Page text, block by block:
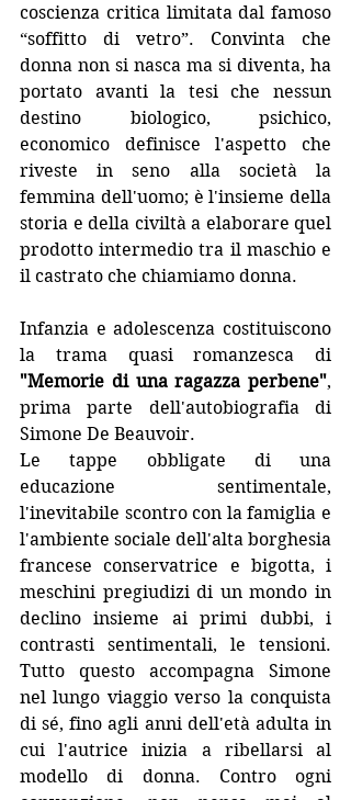
coscienza critica limitata dal famoso
“soffitto di vetro”. Convinta che
donna non si nasca ma si diventa, ha
portato avanti la tesi che nessun
destino biologico, psichico,
economico definisce l'aspetto che
riveste in seno alla società la
femmina dell'uomo; è l'insieme della
storia e della civiltà a elaborare quel
prodotto intermedio tra il maschio e
il castrato che chiamiamo donna.
Infanzia e adolescenza costituiscono
"Memorie di una ragazza perbene",
prima parte dell'autobiografia di
Simone De Beauvoir.
Le tappe obbligate di una
educazione sentimentale,
l'inevitabile scontro con la famiglia e
l'ambiente sociale dell'alta borghesia
francese conservatrice e bigotta, i
meschini pregiudizi di un mondo in
declino insieme ai primi dubbi, i
contrasti sentimentali, le tensioni.
Tutto questo accompagna Simone
nel lungo viaggio verso la conquista
di sé, fino agli anni dell'età adulta in
cui l'autrice inizia a ribellarsi al
modello di donna. Contro ogni